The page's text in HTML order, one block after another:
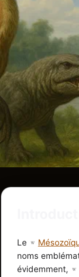
Le
noms
évidemment,